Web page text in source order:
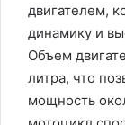
двигателем,
динамику и
Объем
литра, что
мощность